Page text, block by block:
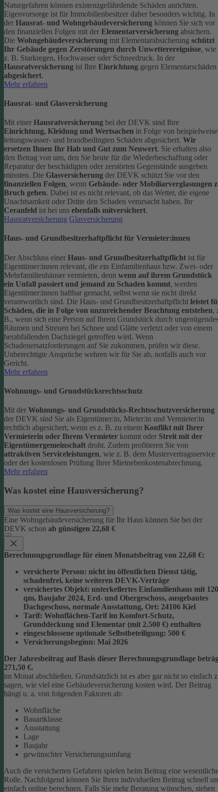
Naturgefahren können existenzgefährdende Schäden anrichten.
Eigenvorsorge ist für Immobilienbesitzer daher besonders wichtig. In
der Hausrat- und Wohngebäudeversicherung können Sie sich vor
den finanziellen Folgen mit der Elementarversicherung absichern.
Die Wohngebäudeversicherung mit Elementarabsicherung schützt
Ihr Gebäude gegen Zerstörungen durch Unwetterereignisse, wie
z. B. Starkregen, Hochwasser oder Schneedruck. In der
Hausratversicherung ist Ihre Einrichtung gegen Elementarschäden
abgesichert.
Mehr erfahren
Hausrat- und Glasversicherung
Mit einer Hausratversicherung bei der DEVK sind Ihre
Einrichtung, Kleidung und Wertsachen in Folge von beispielweise
leitungswasser- und brandbedingten Schäden abgesichert. Wir
ersetzen Ihnen Ihr Hab und Gut zum Neuwert. Sie erhalten also
den Betrag von uns, den Sie heute für die Wiederbeschaffung oder
Reparatur der beschädigten oder zerstörten Gegenstände ausgeben
müssten. Die Glasversicherung der DEVK schützt Sie vor den
finanziellen Folgen, wenn Gebäude- oder Mobiliarverglasungen
Bruch gehen. Dabei ist es nicht relevant, ob das Wetter, die eigene
Unachtsamkeit oder Dritte den Schaden verursacht haben. Ihr
Ceranfeld ist bei uns ebenfalls mitversichert.
Hausratversicherung Glasversicherung
Haus- und Grundbesitzerhaftpflicht für Vermieter:innen
Der Abschluss einer Haus- und Grundbesitzerhaftpflicht ist für
Eigentümer:innen relevant, die ein Einfamilienhaus bzw. Zwei- oder
Mehrfamilienhäuser vermieten, denn wenn auf ihrem Grundstück
ein Unfall passiert und jemand zu Schaden kommt, werden
Eigentümer:innen haftbar gemacht, selbst wenn sie nicht direkt
verantwortlich sind. Die Haus- und Grundbesitzerhaftpflicht leistet
Schäden, die in Folge von unzureichender Beachtung entstehen,
B., wenn sich eine Person auf Ihrem Grundstück durch
Räumen und Streuen bei Schnee und Glätte verletzt oder von einem
herabfallenden Dachziegel getroffen wird. Wenn
Schadenersatzforderungen auf Sie zukommen, prüfen wir diese.
Unberechtigte Ansprüche wehren wir für Sie ab, notfalls auch vor
Gericht.
Mehr erfahren
Wohnungs- und Grundstücksrechtsschutz
Mit der Wohnungs- und Grundstücks-Rechtsschutzversicherung
der DEVK sind Sie als Eigentümer:in, Mieter:in und Vermieter:in
rechtlich abgesichert, wenn es z. B. zu einem Konflikt mit Ihrer
Vermieterin oder Ihrem Vermieter kommt oder Streit mit der
Eigentümergemeinschaft droht. Zudem profitieren Sie von
attraktiven Serviceleistungen, wie z. B. dem Mustervertragsservice
oder der kostenlosen Prüfung Ihrer Mietnebenkostenabrechnung.
Mehr erfahren
Was kostet eine Hausversicherung?
Was kostet eine Hausversicherung?
Eine Wohngebäudeversicherung für Ihr Haus können Sie bei der
DEVK schon ab günstigen 22,68 €
Berechnungsgrundlage für einen Monatsbeitrag von 22,68 €:
versicherte Person: nicht im öffentlichen Dienst tätig,
schadenfrei, keine weiteren DEVK-Verträge
versichertes Objekt: unterkellertes Einfamilienhaus mit 120
qm, Baujahr 2024, Erd- und Obergeschoss, ausgebautes
Dachgeschoss, normale Ausstattung, Ort: 24106 Kiel
Tarif: Wohnflächen-Tarif im Komfort-Schutz,
Grunddeckung und Elementar (mit 2.500 €) enthalten
eingeschlossene optionale Selbstbeteiligung: 500 €
Versicherungsbeginn: Mai 2026
Der Jahresbeitrag auf Basis dieser Berechnungsgrundlage
271,50 €.
im Monat abschließen. Grundsätzlich ist es aber gar nicht so einfach
sagen, wie viel eine Gebäudeversicherung kosten wird. Der Beitrag
hängt u. a. von folgenden Faktoren ab:
Wohnfläche
Bauartklasse
Ausstattung
Lage
Baujahr
gewünschter Versicherungsumfang
Auch die versicherten Gefahren spielen beim Beitrag eine
Rolle. Nachfolgend können Sie Ihren individuellen Beitrag schnell
einfach online berechnen. Falls Sie mehr Beratung wünschen, stehen